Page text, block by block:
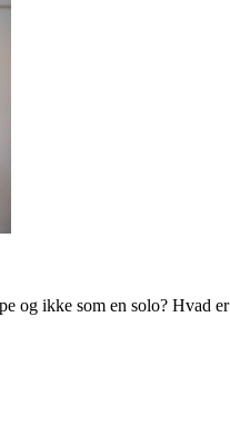
og ikke som en solo? Hvad